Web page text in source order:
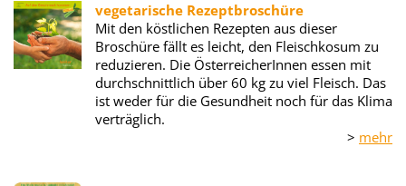
vegetarische Rezeptbroschüre
Mit den köstlichen Rezepten aus dieser
Broschüre fällt es leicht, den Fleischkosum zu
reduzieren. Die ÖsterreicherInnen essen mit
durchschnittlich über 60 kg zu viel Fleisch. Das
ist weder für die Gesundheit noch für das Klima
verträglich.
> mehr